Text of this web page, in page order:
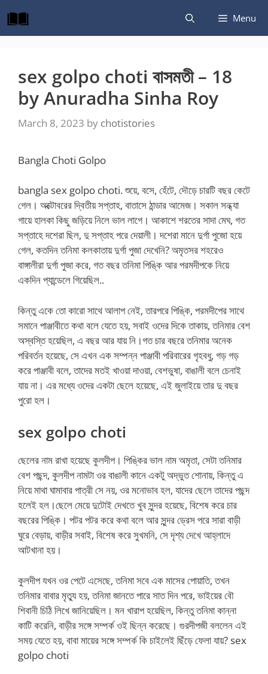
to
content
Menu
sex golpo choti বাসমতী – 18
by Anuradha Sinha Roy
March 8, 2023 by chotistories
Bangla Choti Golpo
bangla sex golpo choti. শুয়ে, বসে, হেঁটে, দৌড়ে চারটি বছর কেটে
গেল। অক্টোবরের দ্বিতীয় সপ্তাহ, বাতাসে ঠান্ডার আমেজ। সকাল সন্ধ্যা
গায়ে হালকা কিছু জড়িয়ে নিলে ভাল লাগে। আকাশে শরতের সাদা মেঘ, গত
সপ্তাহে দশেরা ছিল, দু সপ্তাহ পরে দেয়ালী। দশেরা মানে দুর্গা পুজো হয়ে
গেল, কতদিন তনিমা কলকাতায় দুর্গা পুজা দেখেনি? অমৃতসর শহরেও
বাঙ্গালীরা দুর্গা পুজা করে, গত বছর তনিমা পিঙ্কি আর পরমদীপকে নিয়ে
একদিন প্যান্ডেলে গিয়েছিল..
কিন্তু একে তো কারো সাথে আলাপ নেই, তারপরে পিঙ্কি, পরমদীপের সাথে
সমানে পাঞ্জাবীতে কথা বলে যেতে হয়, সবাই ওদের দিকে তাকায়, তনিমার বেশ
অস্বস্তি হয়েছিল, এ বছর আর যায় নি।গত চার বছরে তনিমার অনেক
পরিবর্তন হয়েছে, সে এখন এক সম্পন্ন পাঞ্জাবী পরিবারের গৃহবধু, গড় গড়
করে পাঞ্জাবী বলে, তাদের মতই খাওয়া দাওয়া, বেশভুষা, বাঙালী বলে চেনাই
যায় না। এর মধ্যে ওদের একটা ছেলে হয়েছে, এই জুলাইয়ে তার দু বছর
পুরো হল।
sex golpo choti
ছেলের নাম রাখা হয়েছে কুলদীপ। পিঙ্কির ভাল নাম অমৃতা, সেটা তনিমার
বেশ পছন্দ, কুলদীপ নামটা ওর বাঙালী কানে একটু অদ্ভুত শোনায়, কিন্তু এ
নিয়ে মাথা ঘামাবার পাত্রী সে নয়, ওর মনোভাব হল, যাদের ছেলে তাদের পছন্দ
হলেই হল।ছেলে মেয়ে দুটোই দেখতে খুব সুন্দর হয়েছে, বিশেষ করে চার
বছরের পিঙ্কি। পটর পটর করে কথা বলে আর সুন্দর ড্রেস পরে সারা বাড়ী
ঘুরে বেড়ায়, বাড়ীর সবাই, বিশেষ করে সুখমনি, সে দৃশ্য দেখে আহ্লাদে
আটখানা হয়।
কুলদীপ যখন ওর পেটে এসেছে, তনিমা সবে এক মাসের পোয়াতি, তখন
তনিমার বাবার মৃত্যু হয়, তনিমা জানতে পারে সাত দিন পরে, ভাইয়ের বৌ
শিবানী চিঠি লিখে জানিয়েছিল। মন খারাপ হয়েছিল, কিন্তু তনিমা কান্না
কাটি করেনি, বাড়ীর সঙ্গে সম্পর্ক ওই ছিন্ন করেছে। গুরদীপজী বললেন এই
সময় যেতে হয়, বাবা মায়ের সঙ্গে সম্পর্ক কি চাইলেই ছিঁড়ে ফেলা যায়? sex
golpo choti